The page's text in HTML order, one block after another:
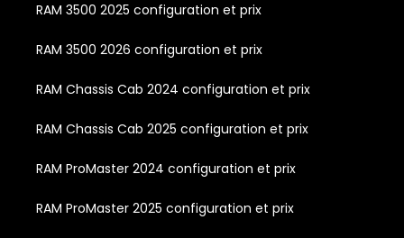
RAM 3500 2025 configuration et prix
RAM 3500 2026 configuration et prix
RAM Chassis Cab 2024 configuration et prix
RAM Chassis Cab 2025 configuration et prix
RAM ProMaster 2024 configuration et prix
RAM ProMaster 2025 configuration et prix